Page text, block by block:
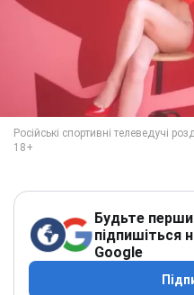
Будьте
підпишіться
Google